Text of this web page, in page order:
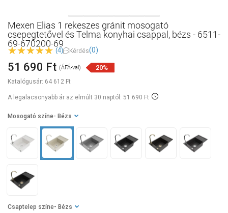
Mexen Elias 1 rekeszes gránit mosogató
csepegtetővel és Telma konyhai csappal, bézs - 6511-
69-670200-69
(4) Kérdés(0)
Katalógusár: 64 612 Ft
51 690 Ft (ÁFÁ-val) 20%
A legalacsonyabb ár az elmúlt 30 naptól: 51 690 Ft
Mosogató színe - Bézs
Csaptelep színe - Bézs